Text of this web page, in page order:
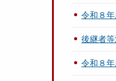
令和８
後継者
令和８